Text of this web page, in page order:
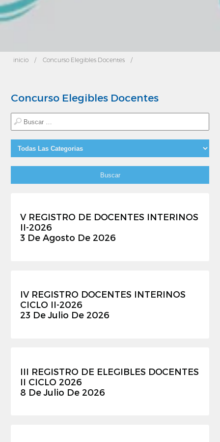
inicio / Concurso Elegibles Docentes /
Concurso Elegibles Docentes
por:
por
categoria:
V REGISTRO DE DOCENTES INTERINOS
II-2026
3 De Agosto De 2026
IV REGISTRO DOCENTES INTERINOS
CICLO II-2026
23 De Julio De 2026
III REGISTRO DE ELEGIBLES DOCENTES
II CICLO 2026
8 De Julio De 2026